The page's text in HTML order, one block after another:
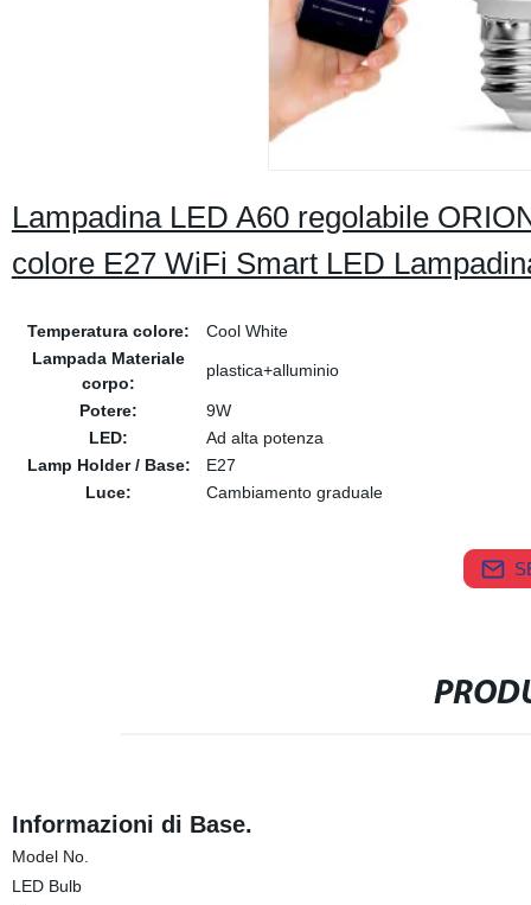
Lampadina LED A60 regolabile
colore E27 WiFi Smart LED
Temperatura colore:
Cool White
Lampada Materiale
corpo:
plastica+alluminio
Potere:
9W
LED:
Ad alta potenza
Lamp Holder / Base:
E27
Luce:
Cambiamento graduale
Informazioni di Base.
Model No.
LED Bulb